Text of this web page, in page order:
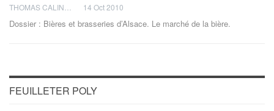
14 Oct 2010
Dossier : Bières et brasseries d’Alsace. Le marché de la bière.
FEUILLETER POLY